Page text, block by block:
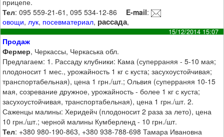
прицепе.
Тел: 095 559-21-61, 095 534-12-86 E-mail:
овощи,лук, посевматериал, рассада,
15/12/2014 15:07
Продаж
Фермер, Черкассы, Черкаська обл.
Предлагаем: 1. Рассаду клубники: Кама (суперраняя - 5-10 мая;
плодоносит 1 мес., урожайность 1 кг с куста; засухоустойчивая;
транспортабельная), цена 1 грн./шт.; Ольвия (суперраняя 10-15
мая, созревание дружное, урожайность - более 1 кг с куста;
засухоустойчивая, транспортабельная), цена 1 грн./шт. 2.
Саженцы малины: Херидейч (плодоносит 2 раза за лето), цена
10 грн./шт.; черной малины Кумберленд - 10 грн./шт.
Тел: +380 980-190-863, +380 938-788-698 Тамара Ивановна